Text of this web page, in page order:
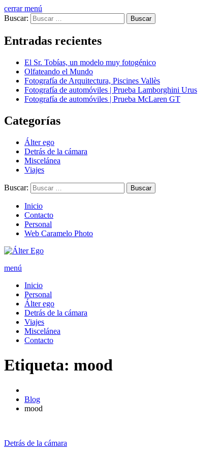
cerrar menú
Buscar:
Entradas recientes
El Sr. Tobías, un modelo muy fotogénico
Olfateando el Mundo
Fotografía de Arquitectura, Piscines Vallès
Fotografía de automóviles | Prueba Lamborghini Urus
Fotografía de automóviles | Prueba McLaren GT
Categorías
Álter ego
Detrás de la cámara
Miscelánea
Viajes
Buscar:
Inicio
Contacto
Personal
Web Caramelo Photo
menú
Inicio
Personal
Álter ego
Detrás de la cámara
Viajes
Miscelánea
Contacto
Etiqueta: mood
Blog
mood
Detrás de la cámara